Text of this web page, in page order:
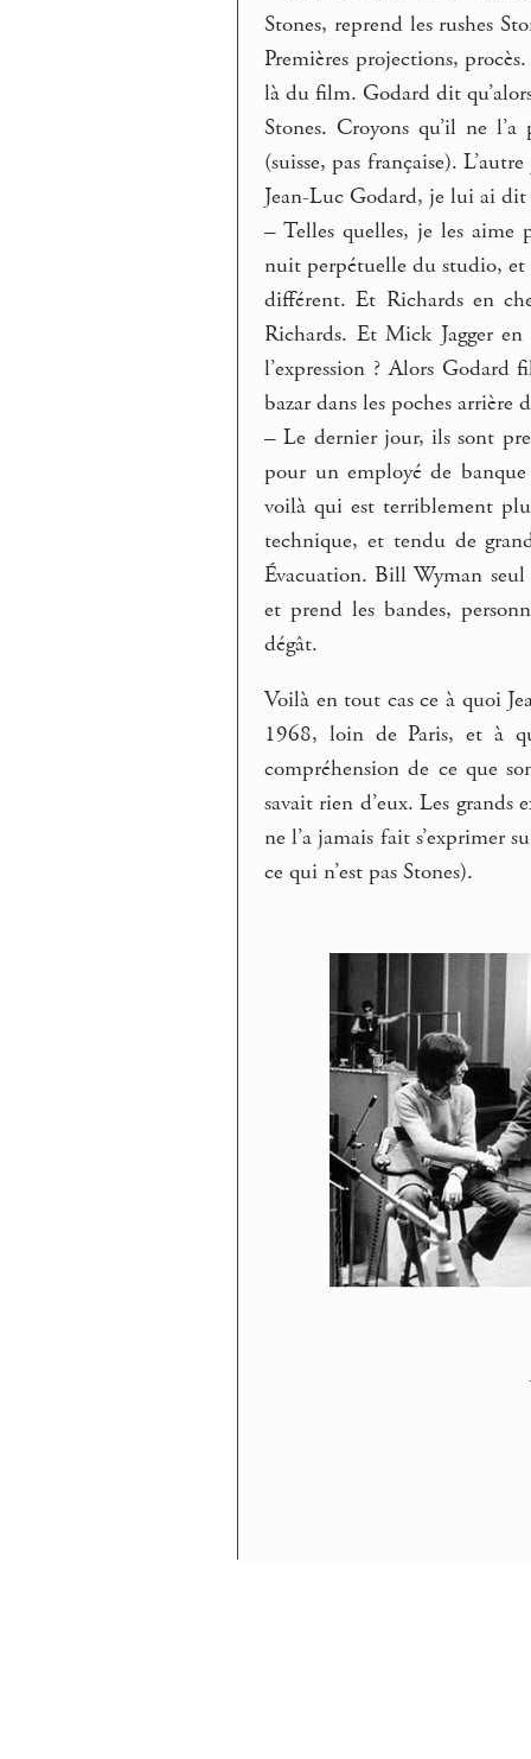
Stones, reprend les rushes
Premières projections,
là du film. Godard dit
Stones. Croyons qu’il ne
(suisse, pas française).
Jean-Luc Godard, je lui ai
– Telles quelles, je les aime
nuit perpétuelle du studio, et
différent. Et Richards en
Richards. Et Mick Jagger
l’expression ? Alors
bazar dans les poches arrière
– Le dernier jour, ils sont
pour un employé de
voilà qui est terriblement
technique, et tendu de
Évacuation. Bill Wyman
et prend les bandes,
dégât.
Voilà en tout cas ce à quoi
1968, loin de Paris, et à
compréhension de ce que
savait rien d’eux. Les grands
ne l’a jamais fait s’exprimer
ce qui n’est pas Stones).